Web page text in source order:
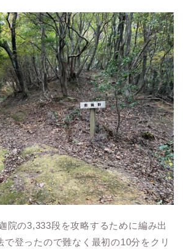
院の3,333段を攻略するために編み出
で登ったので難なく最初の10分をクリ